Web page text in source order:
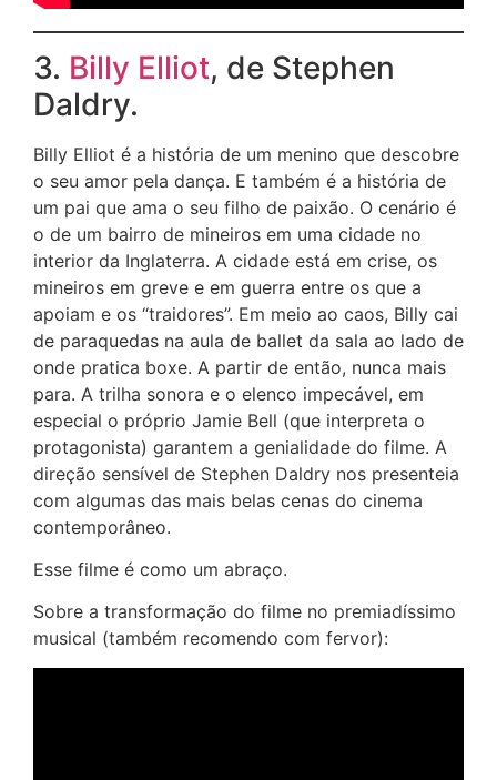
3. Billy Elliot, de Stephen
Daldry.
Billy Elliot é a história de um menino que descobre
o seu amor pela dança. E também é a história de
um pai que ama o seu filho de paixão. O cenário é
o de um bairro de mineiros em uma cidade no
interior da Inglaterra. A cidade está em crise, os
mineiros em greve e em guerra entre os que a
apoiam e os “traidores”. Em meio ao caos, Billy cai
de paraquedas na aula de ballet da sala ao lado de
onde pratica boxe. A partir de então, nunca mais
para. A trilha sonora e o elenco impecável, em
especial o próprio Jamie Bell (que interpreta o
protagonista) garantem a genialidade do filme. A
direção sensível de Stephen Daldry nos presenteia
com algumas das mais belas cenas do cinema
contemporâneo.
Esse filme é como um abraço.
Sobre a transformação do filme no premiadíssimo
musical (também recomendo com fervor):